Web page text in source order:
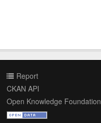
Report
CKAN API
Open Knowledge Foundation